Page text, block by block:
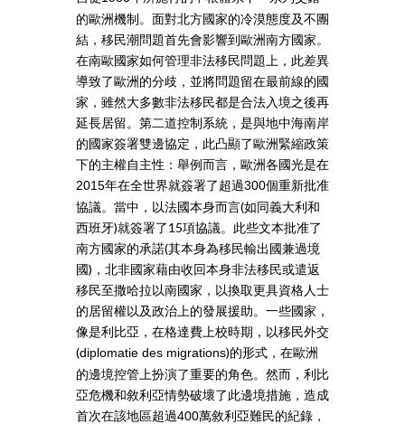
的歐洲機制。面對北方國家的冷漠態度及不團
結，移民潮問題首先會影響到歐洲南方國家。
在南歐國家如何管理非法移民問題上，此差異
導致了歐洲的分歧，並將問題留在最前線的國
家，雖然大多數非法移民都是合法入境之後再
延長居留。第二道控制系統，是與地中海南岸
的國家簽署雙邊協定，此凸顯了歐洲緊縮政策
下的主權自主性：舉例而言，歐洲各國光是在
2015年在全世界就簽署了超過300個重新批准
協議。當中，以法國本身而言(如同義大利和
西班牙)就簽署了15項協議。此些文本批准了
南方國家的承諾(其本身為移民輸出國兼過境
國)，北非國家藉由收回本身非法移民或遣返
移民至撒哈拉以南國家，以換取更具資格人士
的居留權以及政治上的發展援助。一些國家，
像是利比亞，在格達費上校時期，以移民外交
(diplomatie des migrations)的形式，在歐洲
的邊境控管上扮演了重要的角色。然而，利比
亞危機和敘利亞情勢破壞了此邊境措施，造成
首次在該地區超過400萬敘利亞難民的紀錄，